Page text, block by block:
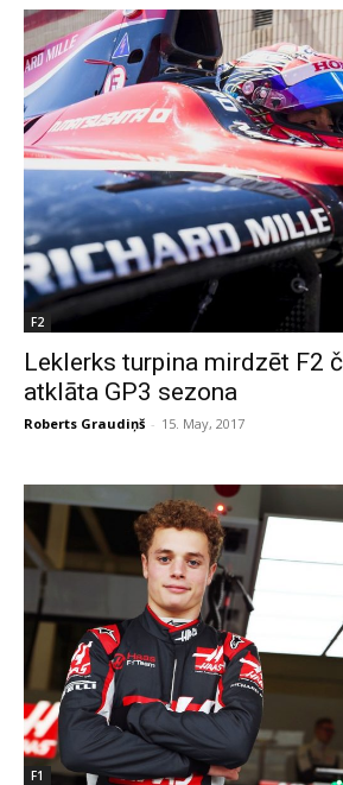
F2
Leklerks turpina mirdzēt F2
atklāta GP3 sezona
Roberts Graudiņš - 15. May, 2017
F1